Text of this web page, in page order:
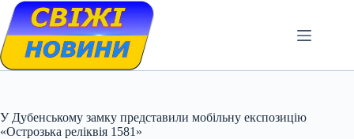
Skip
content
У Дубенському замку представили мобільну експозицію
«Острозька реліквія 1581»